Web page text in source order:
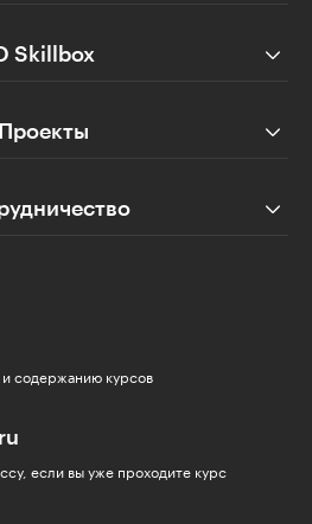
Skillbox
Проекты
и содержанию курсов
если вы уже проходите курс